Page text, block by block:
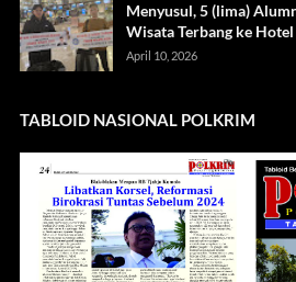
Menyusul, 5 (lima)
Wisata Terbang ke
April 10, 2026
TABLOID NASIONAL POLKRIM